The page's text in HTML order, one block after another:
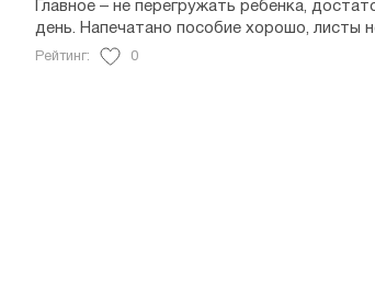
Главное – не перегружать ребенка,
день. Напечатано пособие хорошо, листы
Рейтинг: 0